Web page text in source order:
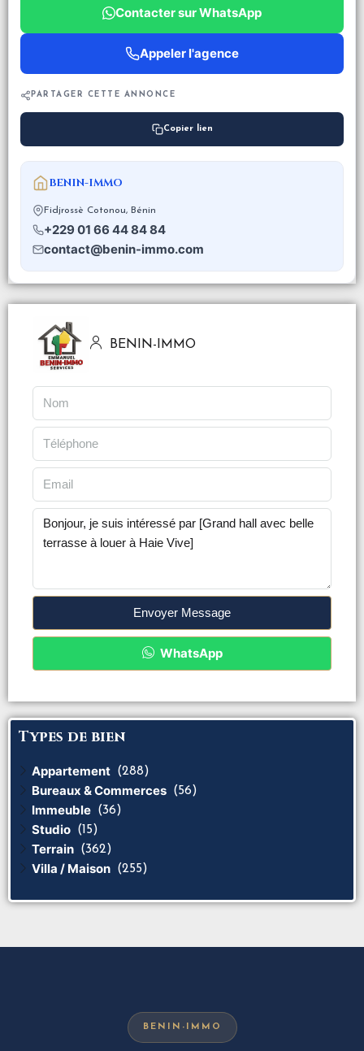
Contacter sur WhatsApp
Appeler l'agence
PARTAGER CETTE ANNONCE
Copier lien
BENIN-IMMO
Fidjrossè Cotonou, Bénin
+229 01 66 44 84 84
contact@benin-immo.com
BENIN-IMMO
Envoyer Message
WhatsApp
Types de bien
Appartement (288)
Bureaux & Commerces (56)
Immeuble (36)
Studio (15)
Terrain (362)
Villa / Maison (255)
BENIN-IMMO